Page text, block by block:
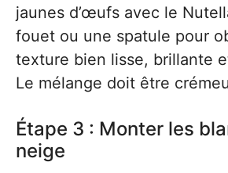
jaunes d’œufs avec le
fouet ou une spatule pour
texture bien lisse, brillante
Le mélange doit être
Étape 3 : Monter les
neige